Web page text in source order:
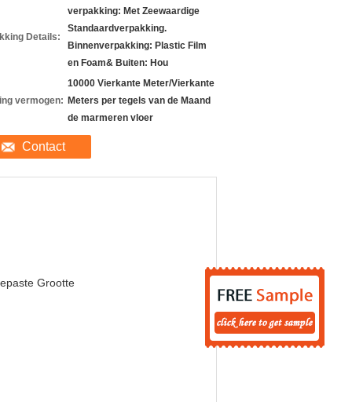
Details:
verpakking: Met Zeewaardige
Standaardverpakking.
Binnenverpakking: Plastic Film
en Foam& Buiten: Hou
vermogen:
10000 Vierkante Meter/Vierkante
Meters per tegels van de Maand
de marmeren vloer
Contact
Grootte